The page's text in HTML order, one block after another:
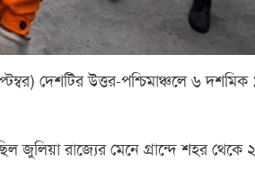
দেশটির উত্তর-পশ্চিমাঞ্চলে ৬ দশমিক
জুলিয়া রাজ্যের মেনে গ্রান্দে শহর থেকে